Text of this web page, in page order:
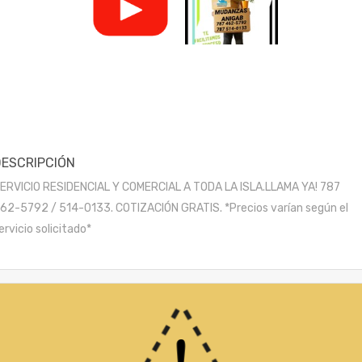
RESIDENCIAL Y COMERCIAL A TODA LA ISLA.LLAMA YA! 787
5792 / 514-0133. COTIZACIÓN GRATIS. *Precios varían según el
solicitado*